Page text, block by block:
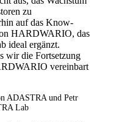
zu
auf das Know-
HARDWARIO, das
ideal ergänzt.
wir die Fortsetzung
vereinbart
ADASTRA und Petr
Lab